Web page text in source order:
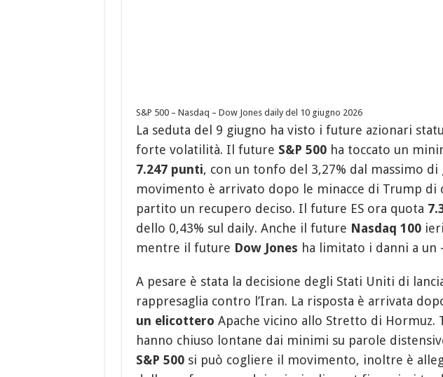
S&P 500 – Nasdaq – Dow Jones daily del 10 giugno 2026
La seduta del 9 giugno ha visto i future azionari
forte volatilità. Il future S&P 500ha toccato un
7.247 punti, con un tonfo del 3,27% dal massimo di
movimento è arrivato dopo le minacce di Trump di
partito un recupero deciso. Il future ES ora quota
dello 0,43% sul daily. Anche il future Nasdaq 100ieri
mentre il future Dow Jones ha limitato i danni a un
A pesare è stata la decisione degli Stati Uniti di
rappresaglia contro l’Iran. La risposta è arrivata
un elicottero Apache vicino allo Stretto di Hormuz.
hanno chiuso lontane dai minimi su parole
S&P 500 si può cogliere il movimento, inoltre è